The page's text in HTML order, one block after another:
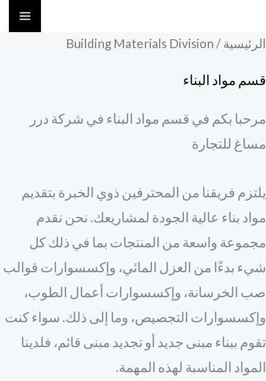
/ Building Materials Division
مواد البناء
بكم في قسم مواد البناء في شركة درر
للتجارة
فريقنا من المحترفين ذوي الخبرة بتقديم
بناء عالية الجودة لمشاريعك. نحن نقدم
واسعة من المنتجات بما في ذلك كل
بدءًا من العزل المائي، وإكسسوارات قوالب
الخرسانة، وإكسسوارات أعمال الطوب،
التجصيص، وما إلى ذلك. سواء كنت
ببناء مبنى جديد أو تجديد مبنى قائم، فلدينا
المناسبة لهذه المهمة.